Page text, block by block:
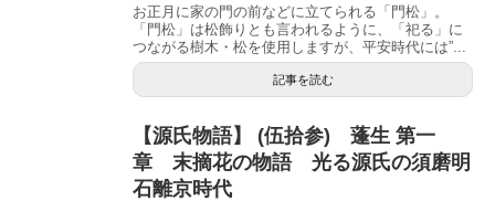
お正月に家の門の前などに立てられる「門松」。
「門松」は松飾りとも言われるように、「祀る」に
つながる樹木・松を使用しますが、平安時代には”...
記事を読む
【源氏物語】 (伍拾参) 蓬生 第一
章 末摘花の物語 光る源氏の須磨明
石離京時代